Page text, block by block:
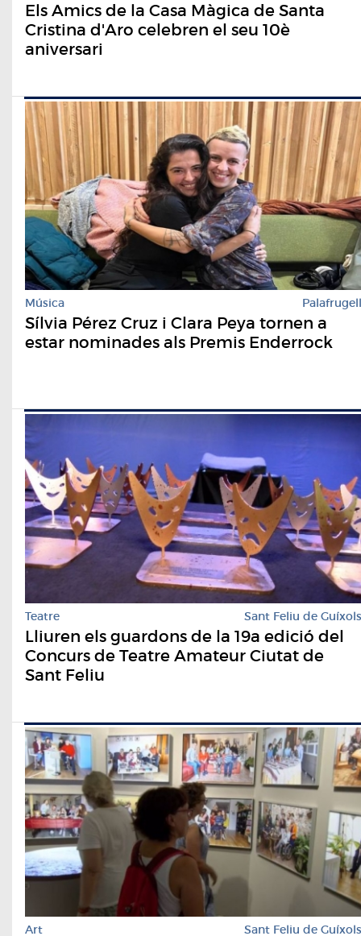
Els Amics de la Casa Màgica de Santa
Cristina d'Aro celebren el seu 10è
aniversari
Música Palafrugell
Sílvia Pérez Cruz i Clara Peya tornen a
estar nominades als Premis Enderrock
Teatre Sant Feliu de Guíxols
Lliuren els guardons de la 19a edició del
Concurs de Teatre Amateur Ciutat de
Sant Feliu
Art Sant Feliu de Guíxols